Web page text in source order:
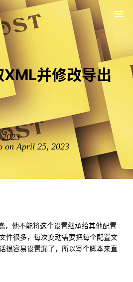
并修改导出
on April 25, 2023
，他不能将这个设置继承给其他配置
件很多，每次变动需要把每个配置文
很容易设置漏了，所以写个脚本来直